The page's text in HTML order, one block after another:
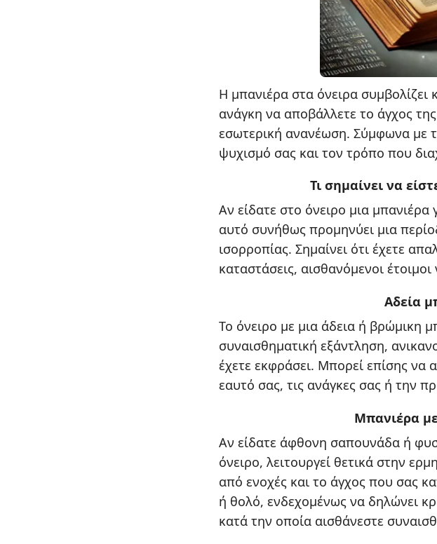
Η μπανιέρα στα όνειρα
ανάγκη να αποβάλλετε το άγχος
εσωτερική ανανέωση. Σύμφωνα με
ψυχισμό σας και τον τρόπο που
Τι σημαίνει να
Αν είδατε στο όνειρο μια
αυτό συνήθως προμηνύει μια
ισορροπίας. Σημαίνει ότι έχετε
καταστάσεις, αισθανόμενοι
Αδεία
Το όνειρο με μια άδεια ή βρώμικη
συναισθηματική εξάντληση,
έχετε εκφράσει. Μπορεί επίσης να
εαυτό σας, τις ανάγκες σας ή την
Μπανιέρα
Αν είδατε άφθονη σαπουνάδα ή
όνειρο, λειτουργεί θετικά στην
από ενοχές και το άγχος που σας
ή θολό, ενδεχομένως να δηλώνει
κατά την οποία αισθάνεστε